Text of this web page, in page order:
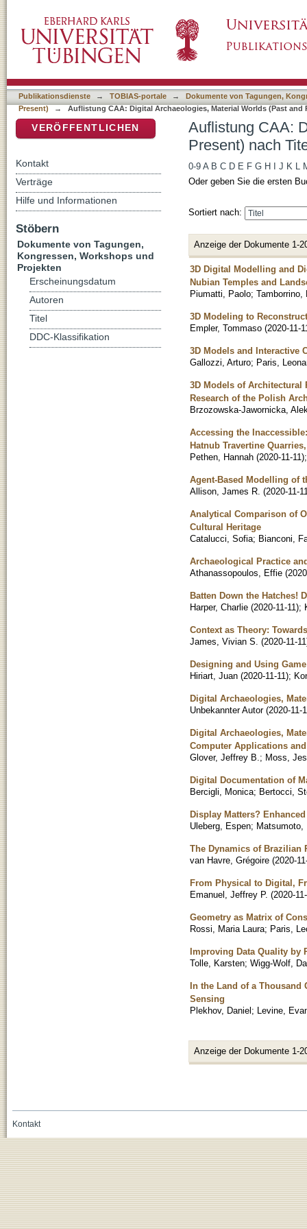
Publikationsdienste → TOBIAS-portale →
Dokumente von Tagungen,
Present)
→ Auflistung CAA: Digital Archaeologies, Material Worlds (Past and
Auflistung CAA:
Present) nach
0-9 A B C D E F G H J K L
Oder geben Sie die ersten
Sortiert nach:
Anzeige der Dokumente 1-
3D Digital Modelling and
Nubian Temples and
Piumatti, Paolo; Tamborrino,
3D Modeling to
Empler, Tommaso (2020-11-
3D Models and Interactive
Gallozzi, Arturo; Paris,
3D Models of
Research of the Polish
Brzozowska-Jawornicka,
Accessing the
Hatnub Travertine
Pethen, Hannah (2020-11-11)
Agent-Based Modelling of
Allison, James R. (2020-11-
Analytical Comparison of
Cultural Heritage
Catalucci, Sofia; Bianconi,
Archaeological Practice
Athanassopoulos, Effie (
Batten Down the Hatches!
Harper, Charlie (2020-11-11);
Context as Theory:
James, Vivian S. (2020-11-11
Designing and Using
Hiriart, Juan (2020-11-11);
Digital Archaeologies,
Unbekannter Autor (2020-11-
Digital Archaeologies,
Computer Applications
Glover, Jeffrey B. ; Moss,
Digital Documentation of
Bercigli, Monica; Bertocci,
Display Matters?
Uleberg, Espen; Matsumoto,
The Dynamics of Brazilian
van Havre, Grégoire (2020-
From Physical to Digital,
Emanuel, Jeffrey P. (2020-
Geometry as Matrix of
Rossi, Maria Laura; Paris,
Improving Data Quality by
Tolle, Karsten; Wigg-Wolf,
In the Land of a Thousand
Sensing
Plekhov, Daniel; Levine,
Anzeige der Dokumente 1-
VERÖFFENTLICHEN
Kontakt
Verträge
Hilfe und Informationen
Stöbern
Dokumente von Tagungen,
Kongressen, Workshops und
Projekten
Erscheinungsdatum
Autoren
Titel
DDC-Klassifikation
Kontakt